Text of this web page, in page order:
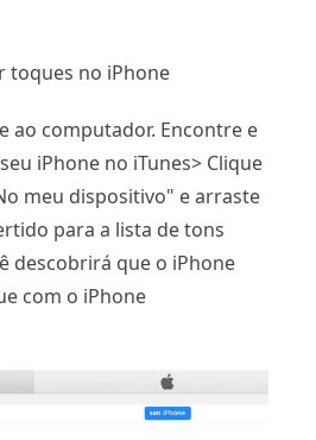
toques no iPhone
ao computador. Encontre e
iPhone no iTunes> Clique
meu dispositivo" e arraste
para a lista de tons
descobrirá que o iPhone
com o iPhone